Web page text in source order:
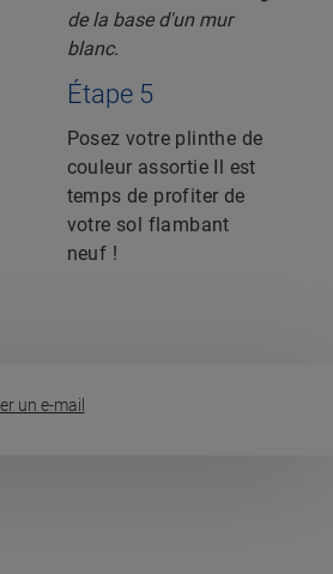
Étape 5
Posez votre plinthe de
couleur assortie Il est
temps de profiter de
votre sol flambant
neuf !
un e-mail